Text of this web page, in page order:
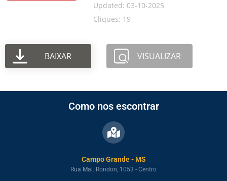
Updated: 03-10-2025
Cliques: 19
BAIXAR VISUALIZAR
Como nos escontrar
Campo Grande - MS
Rua Mal. Rondon, 1053 - Centro